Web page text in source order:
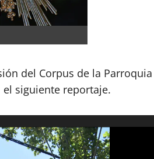
del Corpus de la Parroquia
siguiente reportaje.